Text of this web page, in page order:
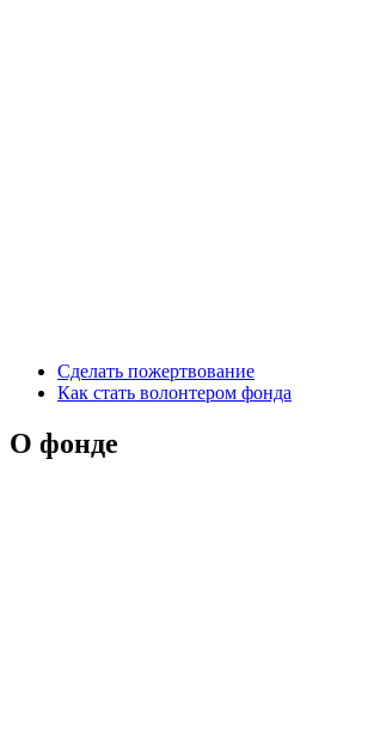
Сделать пожертвование
Как стать волонтером фонда
О фонде